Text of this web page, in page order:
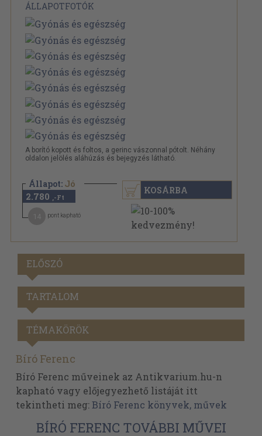
ÁLLAPOTFOTÓK
A borító kopott és foltos, a gerinc vászonnal pótolt. Néhány
oldalon jelölés aláhúzás és bejegyzés látható.
Állapot: Jó
2.780 ,-Ft
pont kapható
KOSÁRBA
ELŐSZÓ
TARTALOM
TÉMAKÖRÖK
Bíró Ferenc
Bíró Ferenc műveinek az Antikvarium.hu-n
kapható vagy előjegyezhető listáját itt
tekintheti meg:Bíró Ferenc könyvek, művek
BÍRÓ FERENC TOVÁBBI MŰVEI